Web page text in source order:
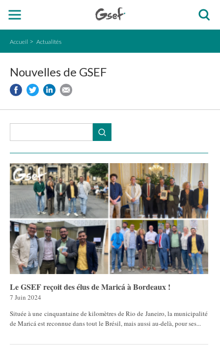
Accueil Actualités
Nouvelles de GSEF
Le GSEF reçoit des élus de Maricá à Bordeaux !
7 Juin 2024
Située à une cinquantaine de kilomètres de Rio de Janeiro, la municipalité
de Maricá est reconnue dans tout le Brésil, mais aussi au-delà, pour ses...